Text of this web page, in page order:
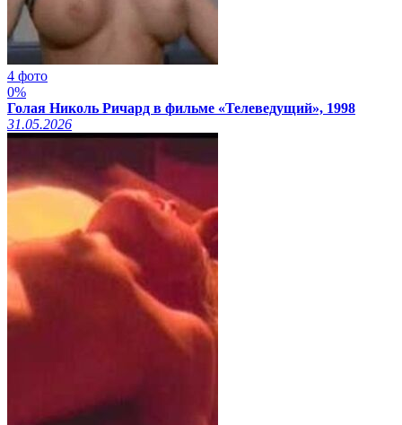
4 фото
0%
Голая Николь Ричард в фильме «Телеведущий», 1998
31.05.2026